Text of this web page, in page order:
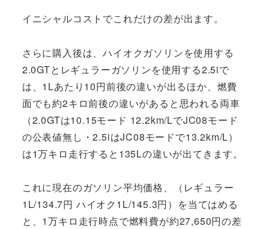
イニシャルコストでこれだけの差が出ます。
さらに購入後は、ハイオクガソリンを使用する
2.0GTとレギュラーガソリンを使用する2.5iで
は、1Lあたり10円前後の違いが出るほか、燃費
面でも約2キロ前後の違いがあると思われる両車
（2.0GTは10.15モード 12.2km/LでJC08モード
の公表値無し・2.5iはJC08モードで13.2km/L）
は1万キロ走行すると135Lの違いが出てきます。
これに現在のガソリン平均価格、（レギュラー
1L/134.7円 ハイオク1L/145.3円）を当てはめる
と、1万キロ走行時点で燃料費が約27,650円の差